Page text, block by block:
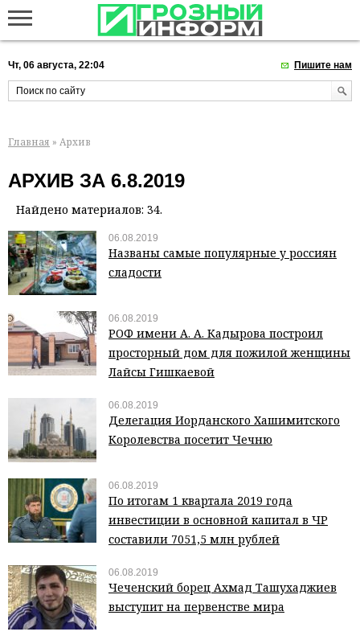
Чт, 06 августа, 22:04 Пишите нам
Главная » Архив
АРХИВ ЗА 6.8.2019
Найдено материалов: 34.
06.08.2019
Названы самые популярные у россиян
сладости
06.08.2019
РОФ имени А. А. Кадырова построил
просторный дом для пожилой женщины
Лайсы Гишкаевой
06.08.2019
Делегация Иорданского Хашимитского
Королевства посетит Чечню
06.08.2019
По итогам 1 квартала 2019 года
инвестиции в основной капитал в ЧР
составили 7051,5 млн рублей
06.08.2019
Чеченский борец Ахмад Ташухаджиев
выступит на первенстве мира